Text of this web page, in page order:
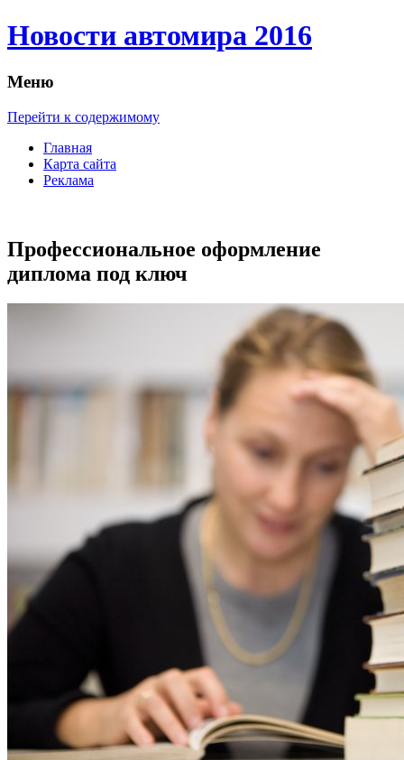
Новости автомира 2016
Меню
Перейти к содержимому
Главная
Карта сайта
Реклама
Профессиональное оформление
диплома под ключ